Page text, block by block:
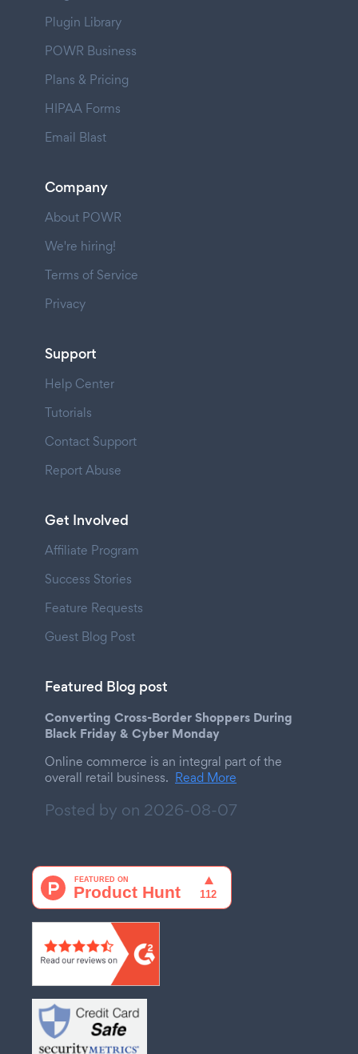
Plugin Library
POWR Business
Plans & Pricing
HIPAA Forms
Email Blast
Company
About POWR
We're hiring!
Terms of Service
Privacy
Support
Help Center
Tutorials
Contact Support
Report Abuse
Get Involved
Affiliate Program
Success Stories
Feature Requests
Guest Blog Post
Featured Blog post
Converting Cross-Border Shoppers During
Black Friday & Cyber Monday
Online commerce is an integral part of the
overall retail business. Read More
Posted by on 2026-08-07